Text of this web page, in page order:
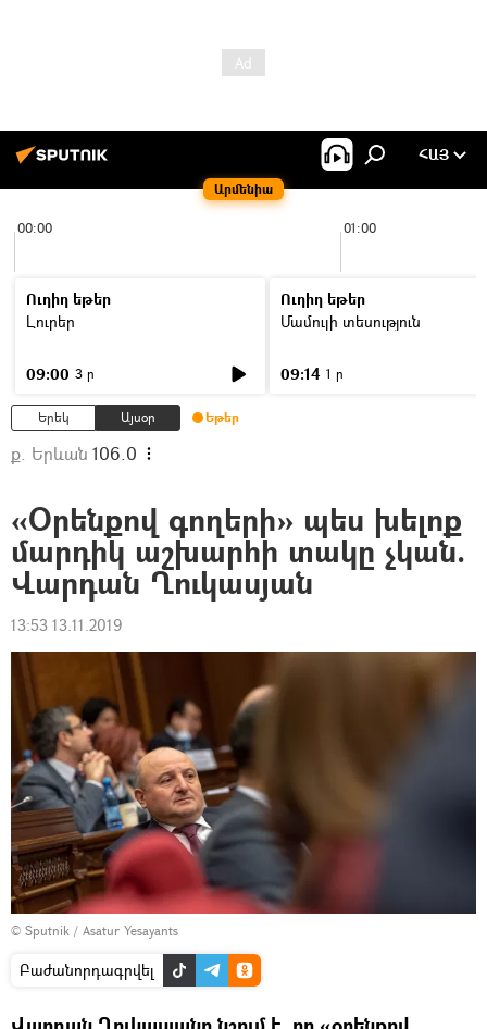
Արմենիա
ՀԱՅ
00:00 01:00
Ուղիղ եթեր
Լուրեր
09:00 3 ր
Ուղիղ եթեր
Մամուլի տեսություն
09:14 1 ր
Երեկ Այսօր Եթեր
ք. Երևան 106.0
«Օրենքով գողերի» պես խելոք
մարդիկ աշխարհի տակը չկան.
Վարդան Ղուկասյան
13:53 13.11.2019
© Sputnik / Asatur Yesayants
Բաժանորդագրվել